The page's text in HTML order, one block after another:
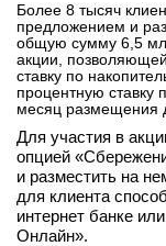
Новости
Более 8 тысяч
предложением и
общую сумму 6,5
акции,
ставку по
процентную ставку
месяц размещения
Для участия в
опцией
и разместить на
для клиента
интернет банке
Онлайн».